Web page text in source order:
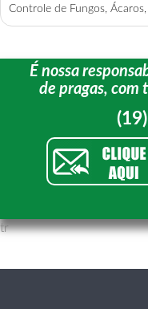
Controle de Fungos,
É nossa
de pragas, com
tr